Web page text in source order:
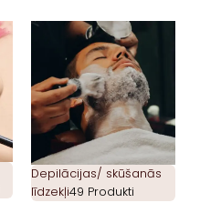
Depilācijas/ skūšanās
līdzekļi49 Produkti